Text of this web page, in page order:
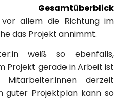
Gesamtüberblick
allem die Richtung im
das Projekt annimmt.
weiß so ebenfalls,
Projekt gerade in Arbeit ist
derzeit
guter Projektplan kann so